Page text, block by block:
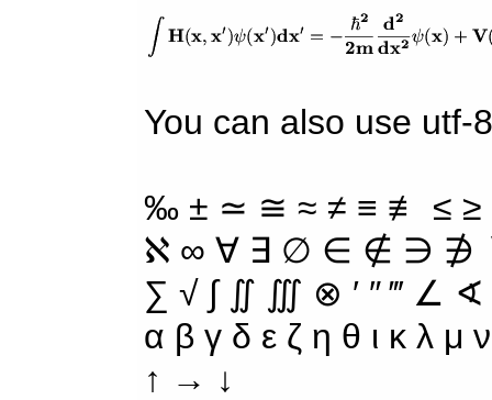
You can also use utf-
‰ ± ≃ ≅ ≈ ≠ ≡ ≢ ≤
ℵ ∞ ∀ ∃ ∅ ∈ ∉ ∋ ∌
∑ √ ∫ ∬ ∭ ⊗ ′ ″ ‴ ∠
α β γ δ ε ζ η θ ι κ λ
↑ → ↓